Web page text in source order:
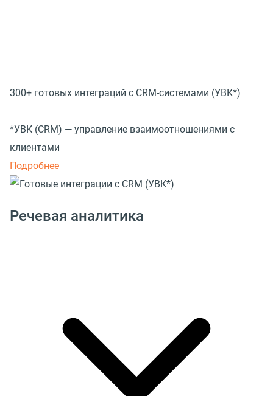
300+ готовых интеграций с CRM-системами (УВК*)
*УВК (CRM) — управление взаимоотношениями с
клиентами
Подробнее
Речевая аналитика